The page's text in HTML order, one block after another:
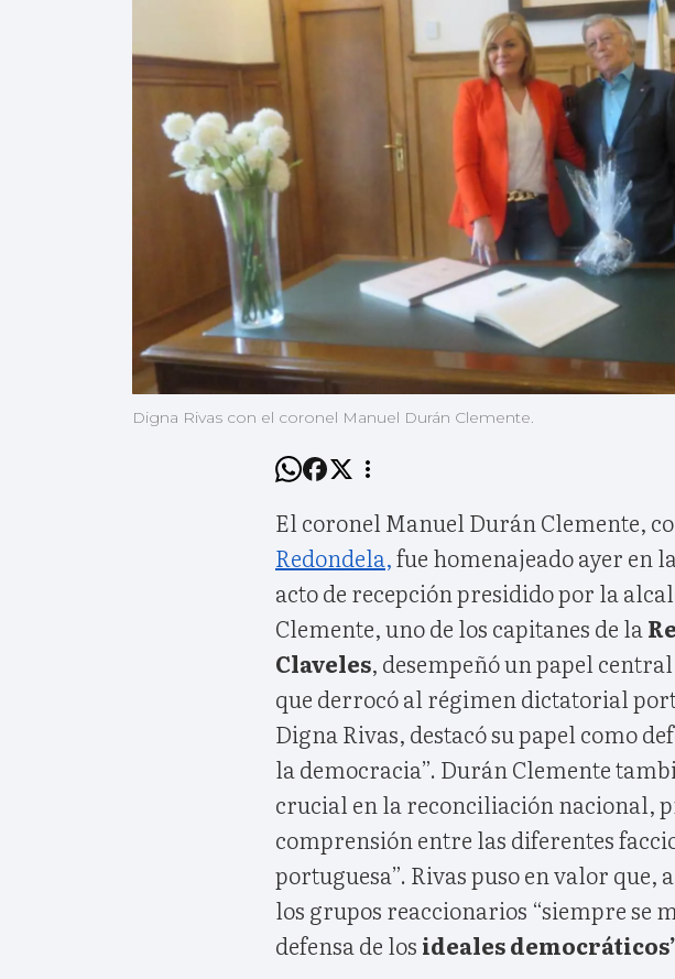
Digna Rivas con el coronel Manuel Durán Clemente.
El coronel Manuel Durán Clemente,
Redondela,fue homenajeado ayer en
acto de recepción presidido por la
Clemente, uno de los capitanes de la
Claveles, desempeñó un papel
que derrocó al régimen dictatorial
Digna Rivas, destacó su papel como
la democracia”. Durán Clemente
crucial en la reconciliación nacional,
comprensión entre las diferentes
portuguesa”. Rivas puso en valor que,
los grupos reaccionarios “siempre se
defensa de los ideales